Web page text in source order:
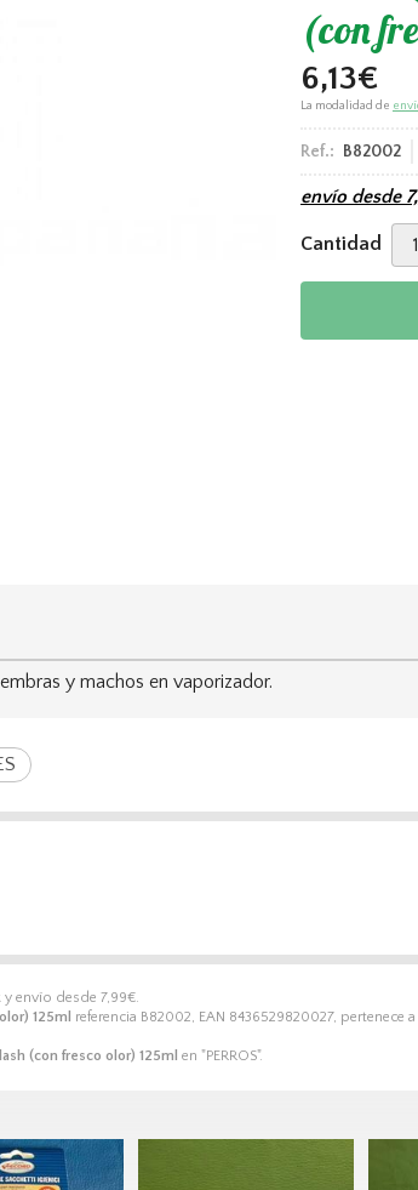
(con
6,13€
La modalidad de
Ref.: B82002
envío desde
Cantidad
y envío desde 7,99€.
125ml referencia B82002, EAN 8436529820027, pertenece
(con fresco olor) 125ml en "PERROS".
y machos en vaporizador.